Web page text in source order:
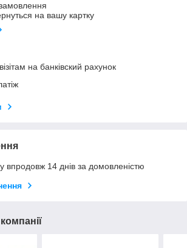
на вашу картку
на банківский рахунок
впродовж 14 днів за домовленістю